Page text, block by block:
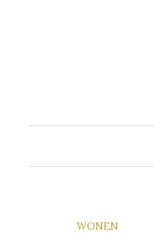
WONEN